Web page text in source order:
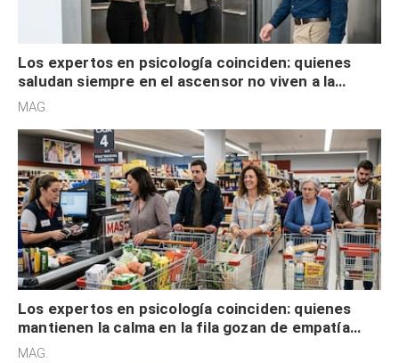
Los expertos en psicología coinciden: quienes
saludan siempre en el ascensor no viven a la
defensiva y tienen apertura social
MAG.
Los expertos en psicología coinciden: quienes
mantienen la calma en la fila gozan de empatía
cognitiva, gratitud y no solo tienen autocontrol
MAG.